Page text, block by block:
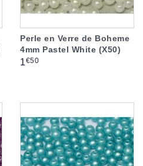
Perle en Verre de Boheme
4mm Pastel White (X50)
Prix
1€50